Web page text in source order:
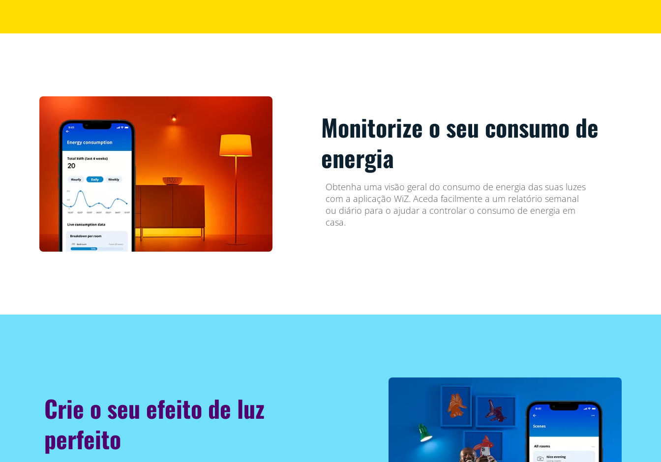
Monitorize o seu consumo de
energia
Obtenha uma visão geral do consumo de energia das suas luzes
com a aplicação WiZ. Aceda facilmente a um relatório semanal
ou diário para o ajudar a controlar o consumo de energia em
casa.
Crie o seu efeito de luz
perfeito